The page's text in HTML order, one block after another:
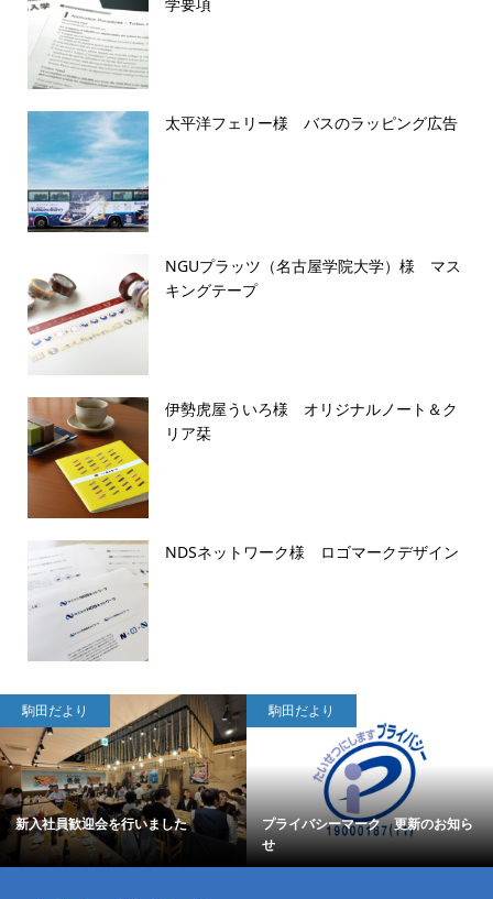
太平洋フェリー様 バスのラッピング広告
NGUプラッツ（名古屋学院大学）様 マス
キングテープ
伊勢虎屋ういろ様 オリジナルノート＆ク
リア栞
NDSネットワーク様 ロゴマークデザイン
駒田だより
新入社員歓迎会を行いました
駒田だより
プライバシーマーク 更新のお知ら
せ